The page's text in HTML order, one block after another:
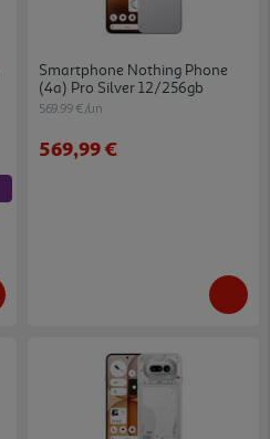
Smartphone Nothing Phone
(4a) Pro Silver 12/256gb
569.99 €/un
569,99 €